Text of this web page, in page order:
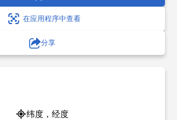
在应用程序中查看
分享
纬度，经度